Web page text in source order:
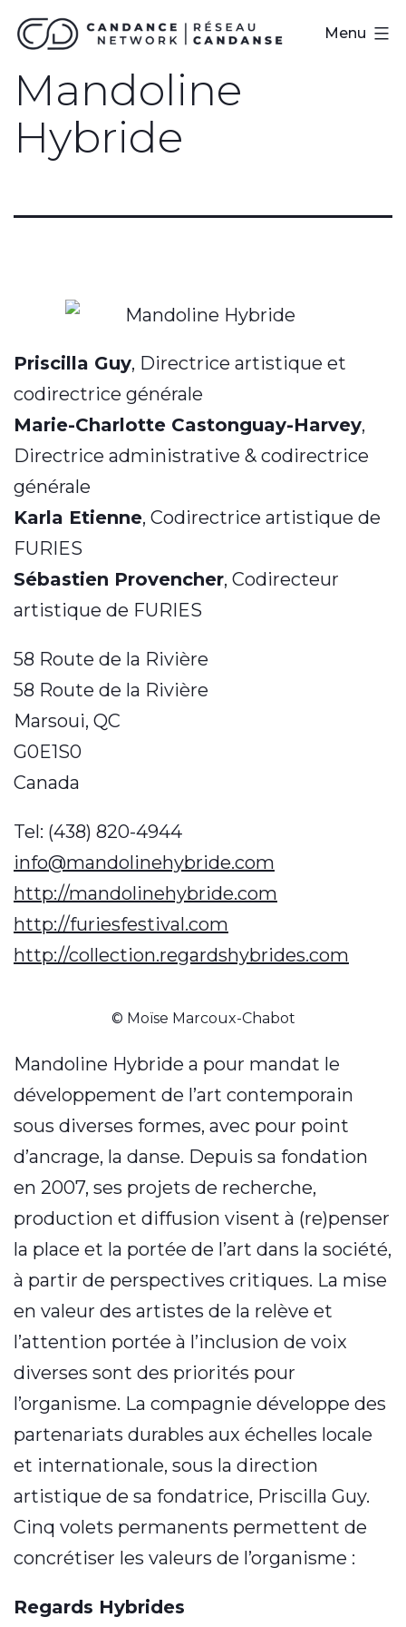
Skip
to
content
Réseau
Menu
Mandoline
Hybride
Priscilla Guy, Directrice artistique et
codirectrice générale
Marie-Charlotte Castonguay-Harvey,
Directrice administrative & codirectrice
générale
Karla Etienne, Codirectrice artistique de
FURIES
Sébastien Provencher, Codirecteur
artistique de FURIES
58 Route de la Rivière
58 Route de la Rivière
Marsoui, QC
G0E1S0
Canada
Tel: (438) 820-4944
info@mandolinehybride.com
http://mandolinehybride.com
http://furiesfestival.com
http://collection.regardshybrides.com
© Moïse Marcoux-Chabot
Mandoline Hybride a pour mandat le
développement de l’art contemporain
sous diverses formes, avec pour point
d’ancrage, la danse. Depuis sa fondation
en 2007, ses projets de recherche,
production et diffusion visent à (re)penser
la place et la portée de l’art dans la société,
à partir de perspectives critiques. La mise
en valeur des artistes de la relève et
l’attention portée à l’inclusion de voix
diverses sont des priorités pour
l’organisme. La compagnie développe des
partenariats durables aux échelles locale
et internationale, sous la direction
artistique de sa fondatrice, Priscilla Guy.
Cinq volets permanents permettent de
concrétiser les valeurs de l’organisme :
Regards Hybrides